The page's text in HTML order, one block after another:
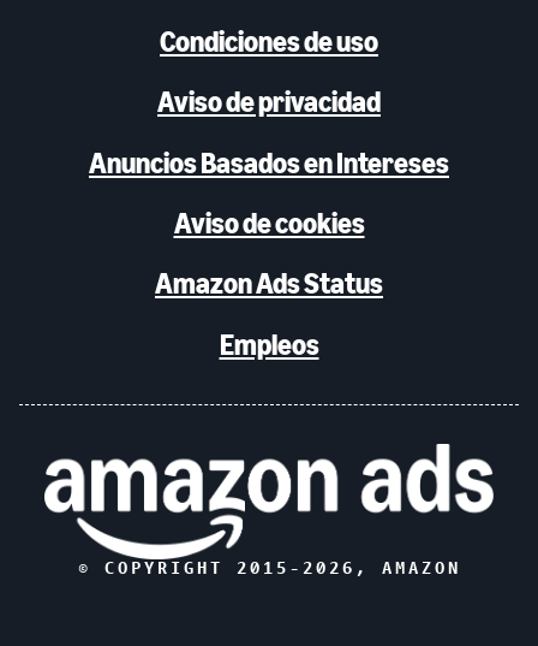
Condiciones de uso
Aviso de privacidad
Anuncios Basados en Intereses
Aviso de cookies
Amazon Ads Status
Empleos
© COPYRIGHT 2015- 2026 , AMAZON